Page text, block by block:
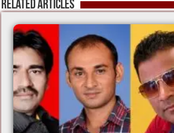
Related Articles